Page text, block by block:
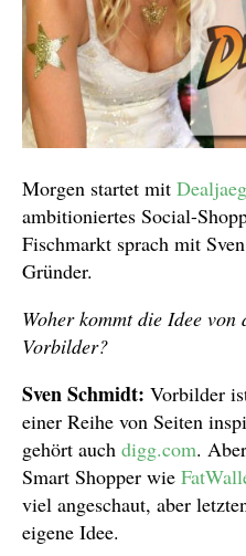
Morgen startet mit
ambitioniertes Social-
Fischmarkt sprach mit
Gründer.
Woher kommt die Idee von
Vorbilder?
Sven Schmidt: Vorbilder
einer Reihe von Seiten
gehört auch digg.com.
Smart Shopper wie
viel angeschaut, aber
eigene Idee.